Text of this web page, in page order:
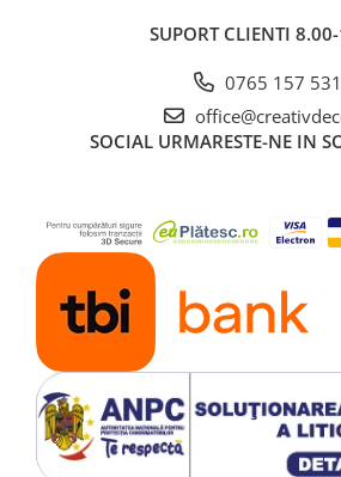
SUPORT CLIENTI
0765 157 531
SOCIAL URMARESTE-NE IN